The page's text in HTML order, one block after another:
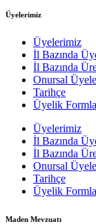
Üyelerimiz
Üyelerimiz
İl Bazında
İl Bazında
Onursal
Tarihçe
Üyelik
Üyelerimiz
İl Bazında
İl Bazında
Onursal
Tarihçe
Üyelik
Maden Mevzuatı